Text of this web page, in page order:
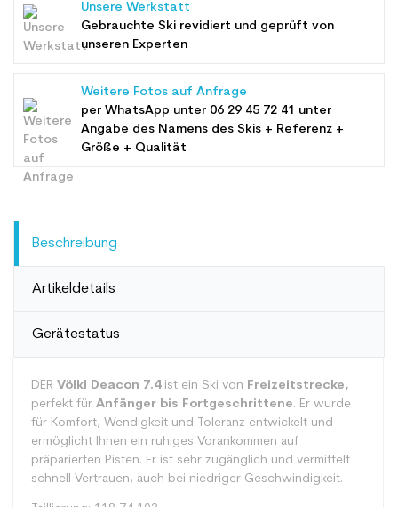
Unsere Werkstatt
Gebrauchte Ski revidiert und geprüft von
unseren Experten
Weitere Fotos auf Anfrage
per WhatsApp unter 06 29 45 72 41 unter
Angabe des Namens des Skis + Referenz +
Größe + Qualität
Beschreibung
Artikeldetails
Gerätestatus
DER Völkl Deacon 7.4ist ein Ski von Freizeitstrecke,
perfekt für Anfänger bis Fortgeschrittene. Er wurde
für Komfort, Wendigkeit und Toleranz entwickelt und
ermöglicht Ihnen ein ruhiges Vorankommen auf
präparierten Pisten. Er ist sehr zugänglich und vermittelt
schnell Vertrauen, auch bei niedriger Geschwindigkeit.